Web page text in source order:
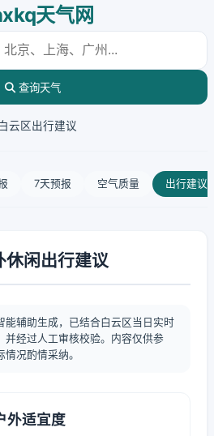
天气网
查询天气
白云区出行建议
7天预报 空气质量 出行建议
休闲出行建议
能辅助生成，已结合白云区当日实时
并经过人工审核校验。内容仅供参
况酌情采纳。
外适宜度